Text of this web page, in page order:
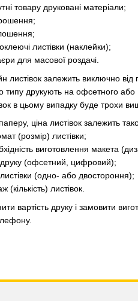
товару друковані матеріали;
листівки (наклейки);
для масової роздачі.
листівок залежить виключно
типу друкують на офсетного
в цьому випадку буде трохи
ціна листівок залежить
(розмір) листівки;
виготовлення макета
друку (офсетний, цифровий);
(одно- або двостороння);
(кількість) листівок.
вартість друку і замовити